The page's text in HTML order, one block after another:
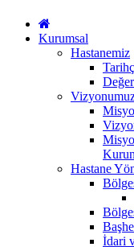
Kurumsal
Hastanemiz
Hastane
İdari